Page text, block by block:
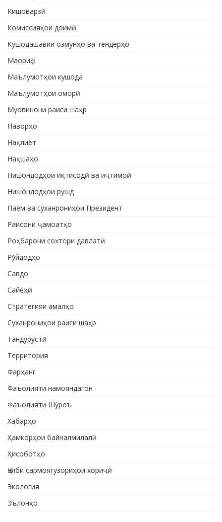
Кишоварзӣ
Комиссияҳои доимӣ
Кушодашавии озмунҳо ва тендерҳо
Маориф
Маълумотҳои кушода
Маълумотҳои оморӣ
Муовинони раиси шаҳр
Наворҳо
Нақлиёт
Нақшаҳо
Нишондодҳои иқтисодӣ ва иҷтимоӣ
Нишондодҳои рушд
Паём ва суханрониҳои Президент
Раисони ҷамоатҳо
Роҳбарони сохтори давлатӣ
Рӯйдодҳо
Савдо
Сайёҳӣ
Стратегияи амалҳо
Суханрониҳои раиси шаҳр
Тандурустӣ
Территория
Фарҳанг
Фаъолияти намояндагон
Фаъолияти Шӯроъ
Хабарҳо
Ҳамкорҳои байналмилалӣ
Ҳисоботҳо
Ҷалби сармоягузориҳои хориҷӣ
Экология
Эълонҳо